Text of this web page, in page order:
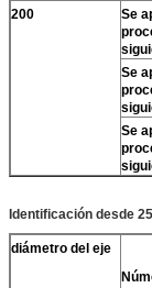
200
Se
Se
Se
Identificación desde
diámetro del eje